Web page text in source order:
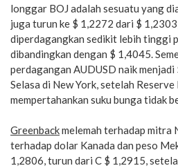
longgar BOJ adalah sesuatu yang
juga turun ke $ 1,2272 dari $
diperdagangkan sedikit lebih tinggi
dibandingkan dengan $ 1,4045.
perdagangan AUDUSD naik
Selasa di New York, setelah
mempertahankan suku bunga tidak
Greenbackmelemah terhadap mitra
terhadap dolar Kanada dan peso
1,2806, turun dari C $ 1,2915,